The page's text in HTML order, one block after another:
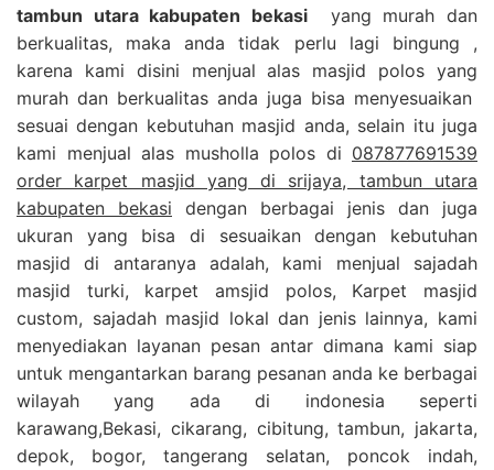
tambun utara kabupaten bekasiyang murah dan
berkualitas, maka anda tidak perlu lagi bingung ,
karena kami disini menjual alas masjid polos yang
murah dan berkualitas anda juga bisa menyesuaikan
sesuai dengan kebutuhan masjid anda, selain itu juga
kami menjual alas musholla polos di 087877691539
order karpet masjid yang di srijaya, tambun utara
kabupaten bekasi dengan berbagai jenis dan juga
ukuran yang bisa di sesuaikan dengan kebutuhan
masjid di antaranya adalah, kami menjual sajadah
masjid turki, karpet amsjid polos, Karpet masjid
custom, sajadah masjid lokal dan jenis lainnya, kami
menyediakan layanan pesan antar dimana kami siap
untuk mengantarkan barang pesanan anda ke berbagai
wilayah yang ada di indonesia seperti
karawang,Bekasi, cikarang, cibitung, tambun, jakarta,
depok, bogor, tangerang selatan, poncok indah,